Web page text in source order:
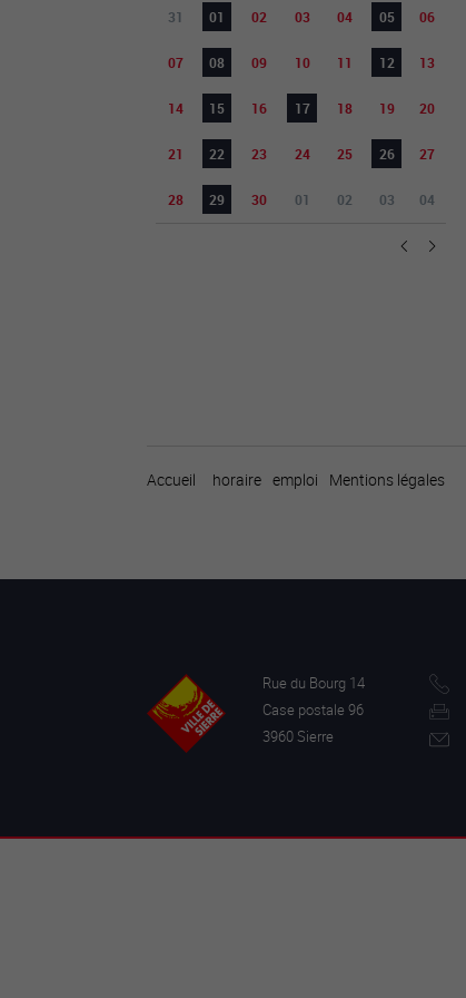
31 01 02 03 04 05 06
07 08 09 10 11 12 13
14 15 16 17 18 19 20
21 22 23 24 25 26 27
28 29 30 01 02 03 04
Accueil horaire emploi Mentions légales
Rue du Bourg 14
Case postale 96
3960 Sierre